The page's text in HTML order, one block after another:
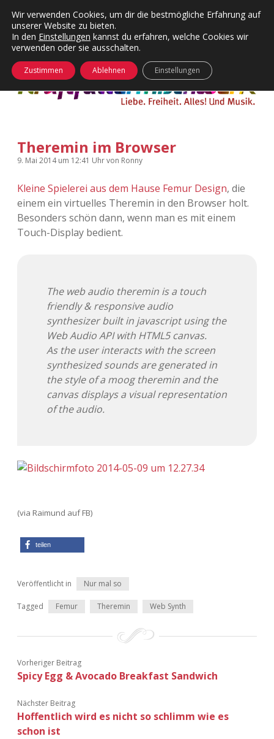
Kategorien
Menü
24 Hours Chilling
Die Wende
KFMW-Disco
Kopfkinomusik
Nur mal so
Visuelles
Wandnotizen
KFMW-Disco
Dates
Contact
Menü
öffnen
Adventskalender 2010
Adventskalender 2011
Adventskalender 2013
Adventskalender 2014
Adventskalender 2015
Adventskalender 2016
Adventskalender 2017
Adventskalender 2019
Adventskalender 2023
facebook
instagram
rss soundcloud
vimeoBluesky
öffnen
Theremin im Browser
9. Mai 2014um 12:41 Uhrvon Ronny
Kleine Spielerei aus dem Hause Femur Design, die
einem ein virtuelles Theremin in den Browser holt.
Besonders schön dann, wenn man es mit einem
Touch-Display bedient.
The web audio theremin is a touch
friendly & responsive audio
synthesizer built in javascript using the
Web Audio API with HTML5 canvas.
As the user interacts with the screen
synthesized sounds are generated in
the style of a moog theremin and the
canvas displays a visual representation
of the audio.
(via Raimund auf FB)
teilen
Veröffentlicht in Nur mal so
Tagged Femur Theremin Web Synth
Vorheriger Beitrag
Spicy Egg & Avocado Breakfast Sandwich
Nächster Beitrag
Hoffentlich wird es nicht so schlimm wie es
schon ist
Wir verwenden Cookies, um dir die bestmögliche Erfahrung auf
unserer Website zu bieten.
In den Einstellungen kannst du erfahren, welche Cookies wir
verwenden oder sie ausschalten.
Zustimmen Ablehnen Einstellungen